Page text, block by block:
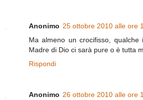
Anonimo 25 ottobre 2010 alle ore
Ma almeno un crocifisso,
Madre di Dio ci sarà pure o è tutta
Rispondi
Anonimo 26 ottobre 2010 alle ore